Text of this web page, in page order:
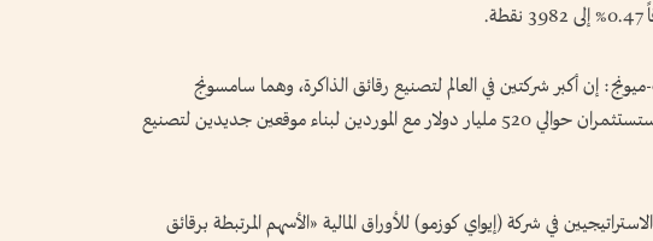
إن أكبر شركتين في العالم لتصنيع رقائق الذاكرة، وهما سامسونج
إلكترونيكس وإس.كيه هينكس، ستستثمران حوالي 520 مليار دولار مع الموردين لبناء موقعين ‌جديدين لتصنيع
في شركة (إيواي كوزمو) للأوراق المالية «الأسهم المرتبطة برقائق